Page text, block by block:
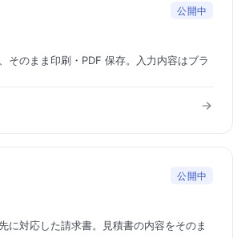
公開中
そのまま印刷・PDF 保存。入力内容はブラ
公開中
に対応した請求書。見積書の内容をそのま